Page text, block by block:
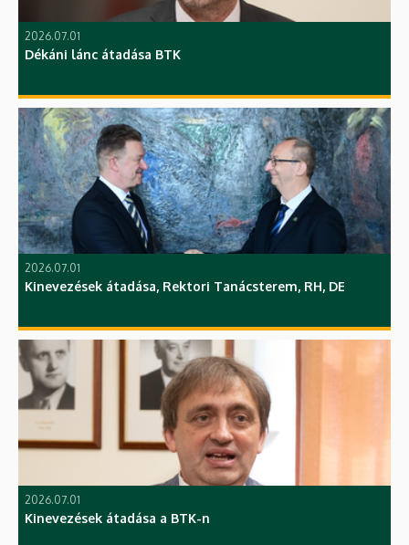
2026.07.01
Dékáni lánc átadása BTK
2026.07.01
Kinevezések átadása, Rektori Tanácsterem, RH, DE
2026.07.01
Kinevezések átadása a BTK-n